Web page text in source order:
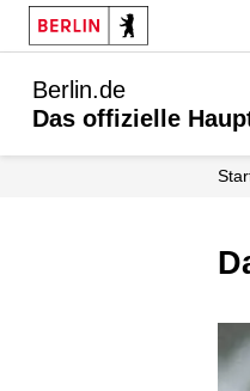
Berlin.de
Das offizielle